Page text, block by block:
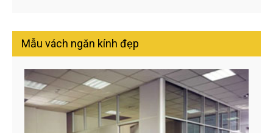
Mẫu vách ngăn kính đẹp